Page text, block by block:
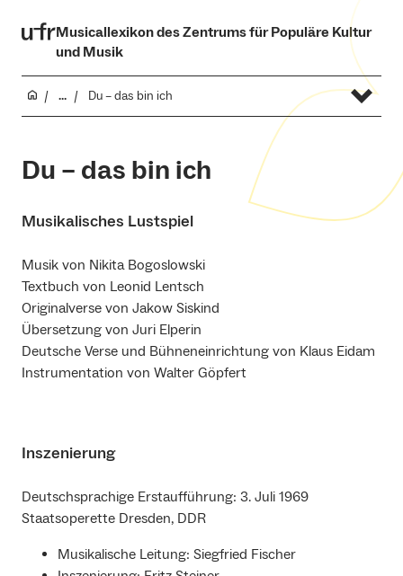
Musicallexikon des Zentrums für Populäre Kultur
und Musik
... Du – das bin ich
Du – das bin ich
Musikalisches Lustspiel
Musik von Nikita Bogoslowski
Textbuch von Leonid Lentsch
Originalverse von Jakow Siskind
Übersetzung von Juri Elperin
Deutsche Verse und Bühneneinrichtung von Klaus Eidam
Instrumentation von Walter Göpfert
Inszenierung
Deutschsprachige Erstaufführung: 3. Juli 1969
Staatsoperette Dresden, DDR
Musikalische Leitung: Siegfried Fischer